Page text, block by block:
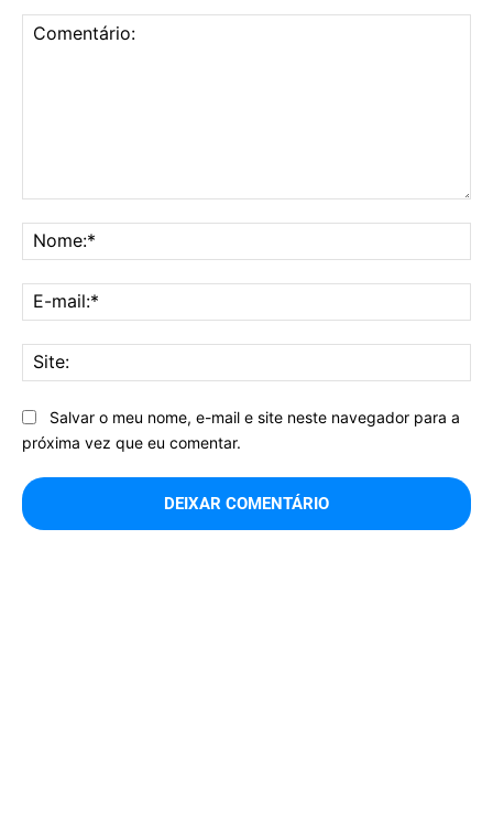
Salvar o meu nome, e-mail e site neste navegador para a
próxima vez que eu comentar.